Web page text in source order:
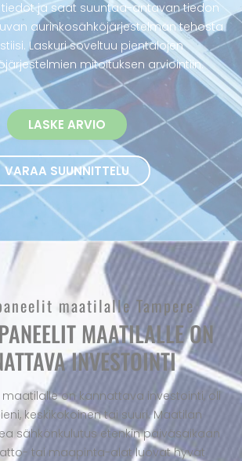
ja saat suuntaa-antavan tiedon
aurinkosähköjärjestelmän tehosta
Laskuri soveltuu pientalojen
mitoituksen arviointiin.
LASKE ARVIO
VARAA SUUNNITTELU
maatilalle Tampere
MAATILALLE ON
INVESTOINTI
on kannattava investointi, oli
keskikokoinen tai suuri. Maatilan
sähkönkulutus etenkin päiväsaikaan
tai maapinta-alat luovat hyvät